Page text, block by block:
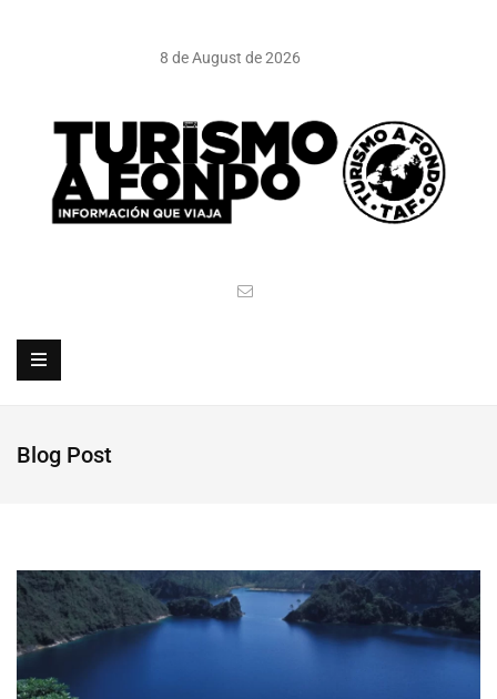
8 de August de 2026
Blog Post